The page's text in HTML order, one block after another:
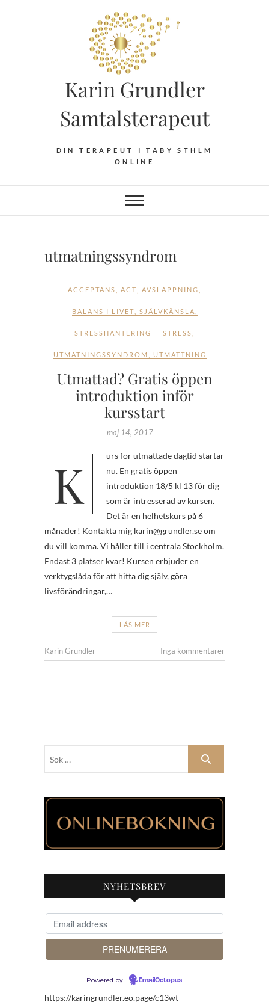
Karin Grundler
Samtalsterapeut
DIN TERAPEUT I TÄBY STHLM
ONLINE
utmatningssyndrom
ACCEPTANS ACT AVSLAPPNING
BALANS I LIVET SJÄLVKÄNSLA
STRESSHANTERING STRESS
UTMATNINGSSYNDROM UTMATTNING
Utmattad? Gratis öppen
introduktion inför
kursstart
maj 14, 2017
Kurs för utmattade dagtid startar
nu. En gratis öppen
introduktion 18/5 kl 13 för dig
som är intresserad av kursen.
Det är en helhetskurs på 6
månader! Kontakta mig karin@grundler.se om
du vill komma. Vi håller till i centrala Stockholm.
Endast 3 platser kvar! Kursen erbjuder en
verktygslåda för att hitta dig själv, göra
livsförändringar,…
LÄS MER
Karin Grundler Inga kommentarer
NYHETSBREV
Powered by EmailOctopus
https://karingrundler.eo.page/c13wt